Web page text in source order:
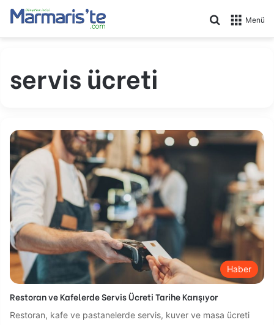
Menü
Arama yap
servis ücreti
Haber
Restoran ve Kafelerde Servis Ücreti Tarihe Karışıyor
Restoran, kafe ve pastanelerde servis, kuver ve masa ücreti